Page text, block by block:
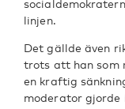
linjen.
Det gällde även
trots att han som
en kraftig
moderator